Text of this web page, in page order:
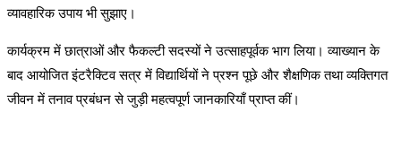
व्यावहारिक उपाय भी सुझाए।
कार्यक्रम में छात्राओं और फैकल्टी सदस्यों ने उत्साहपूर्वक भाग लिया। व्याख्यान के
बाद आयोजित इंटरैक्टिव सत्र में विद्यार्थियों ने प्रश्न पूछे और शैक्षणिक तथा व्यक्तिगत
जीवन में तनाव प्रबंधन से जुड़ी महत्वपूर्ण जानकारियाँ प्राप्त कीं।